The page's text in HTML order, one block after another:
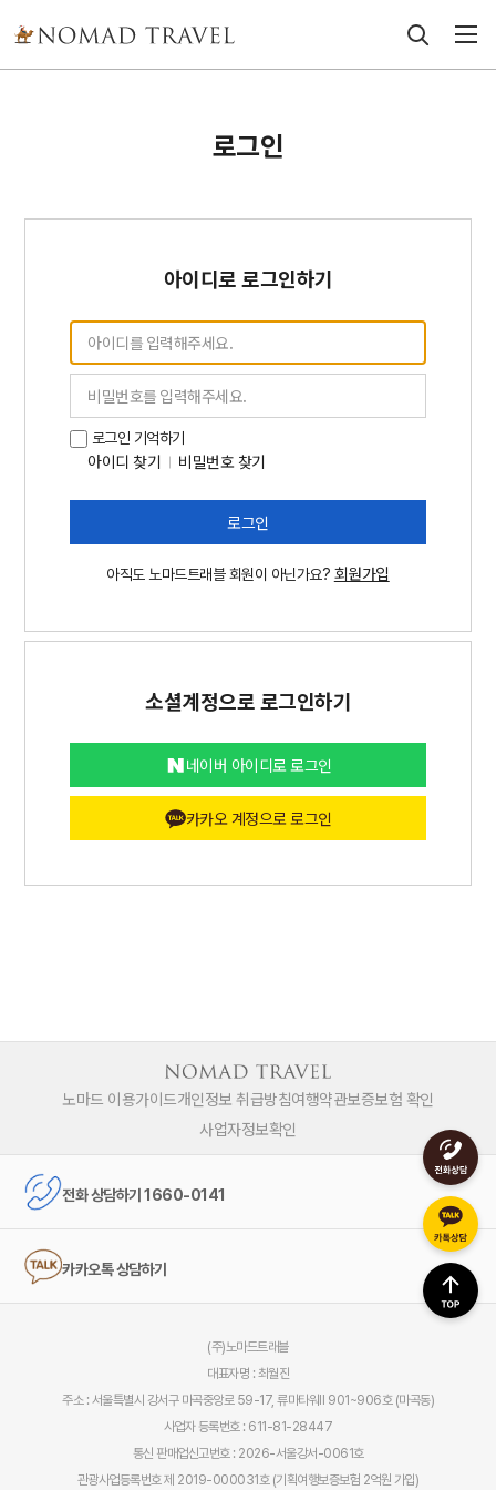
로그인
아이디로 로그인하기
로그인 기억하기
아이디 찾기 비밀번호 찾기
로그인
아직도 노마드트래블 회원이 아닌가요? 회원가입
소셜계정으로 로그인하기
네이버 아이디로 로그인
카카오 계정으로 로그인
노마드 이용가이드개인정보 취급방침여행약관보증보험 확인
사업자정보확인
전화 상담하기 1660-0141
카카오톡 상담하기
(주)노마드트래블
대표자명 : 최월진
주소 : 서울특별시 강서구 마곡중앙로 59-17, 류마타워Ⅱ 901~906호 (마곡동)
사업자 등록번호 : 611-81-28447
통신 판매업신고번호 : 2026-서울강서-0061호
관광사업등록번호 제 2019-000031호 (기획여행보증보험 2억원 가입)